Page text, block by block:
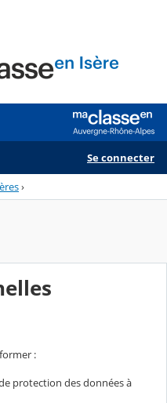
Se connecter
›
:
protection des données à